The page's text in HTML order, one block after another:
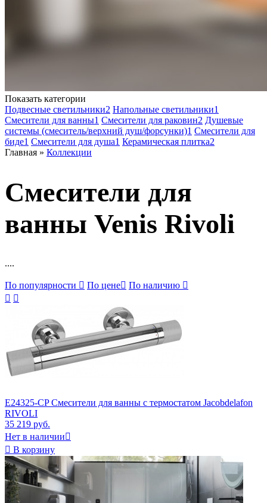
Показать категории
Подвесные светильники2 Напольные светильники1
Смесители для ванны1 Смесители для раковин2 Душевые
системы (смеситель/верхний душ/форсунки)1 Смесители для
биде1 Смесители для душа1 Керамическая плитка2
Главная » Коллекции
Смесители для
ванны Venis Rivoli
....
По популярности  По цене По наличию 
 
E24325-CP Смесители для ванны с термостатом Jacobdelafon
RIVOLI
35 219 руб.
Нет в наличии
 В корзину